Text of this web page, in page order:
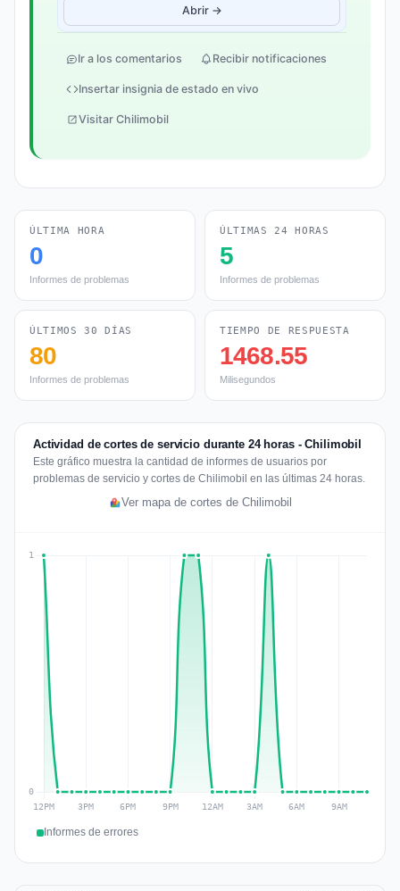
Abrir →
Ir a los comentarios Recibir notificaciones
Insertar insignia de estado en vivo
Visitar Chilimobil
ÚLTIMA HORA
0
Informes de problemas
ÚLTIMAS 24 HORAS
5
Informes de problemas
ÚLTIMOS 30 DÍAS
80
Informes de problemas
TIEMPO DE RESPUESTA
1468.55
Milisegundos
Actividad de cortes de servicio durante 24 horas - Chilimobil
Este gráfico muestra la cantidad de informes de usuarios por
problemas de servicio y cortes de Chilimobil en las últimas 24 horas.
Ver mapa de cortes de Chilimobil
Informes de errores